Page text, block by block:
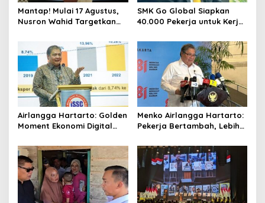
Mantap! Mulai 17 Agustus,
Nusron Wahid Targetkan
SMK Go Global Siapkan
40.000 Pekerja untuk Kerja
Agustus
Airlangga Hartarto: Golden
Moment Ekonomi Digital
Menko Airlangga Hartarto:
Pekerja Bertambah, Lebih